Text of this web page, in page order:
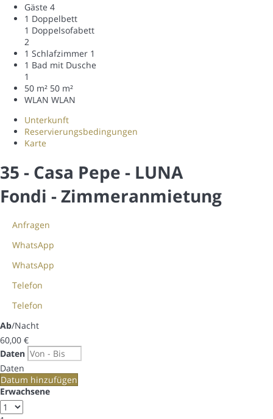
Gäste 4
1 Doppelbett
1 Doppelsofabett
2
1 Schlafzimmer 1
1 Bad mit Dusche
1
50 m² 50 m²
WLAN WLAN
Unterkunft
Reservierungsbedingungen
Karte
35 - Casa Pepe - LUNA
Fondi -Zimmeranmietung
Anfragen
WhatsApp
WhatsApp
Telefon
Telefon
Ab/Nacht
60,00 €
Daten
Daten
Datum hinzufügen
Erwachsene